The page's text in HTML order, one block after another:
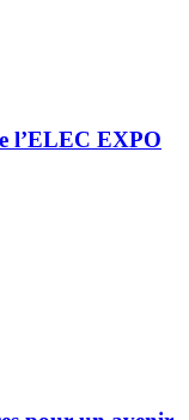
l’ELEC EXPO